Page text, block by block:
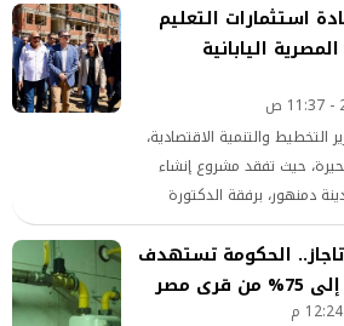
استثمارات التعليم
اليابانية
والتنمية الاقتصادية،
حيث تفقد مشروع إنشاء
دمنهور، برفقة الدكتورة
الحكومة تستهدف
مصر